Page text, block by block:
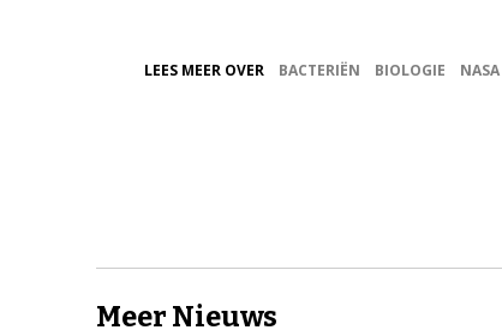
LEES MEER OVER BACTERIËN BIOLOGIE NASA
Meer Nieuws